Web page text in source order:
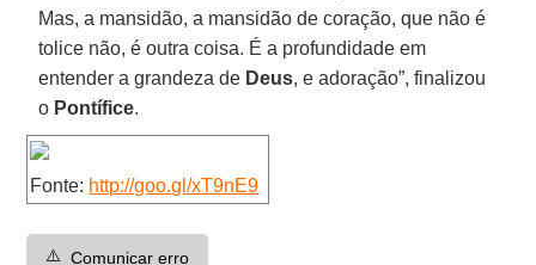
Mas, a mansidão, a mansidão de coração, que não é
tolice não, é outra coisa. É a profundidade em
entender a grandeza de Deus, e adoração”, finalizou
o Pontífice.
Fonte: http://goo.gl/xT9nE9
⚠️ Comunicar erro